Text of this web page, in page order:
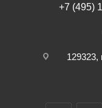
+7 (495)
129323,